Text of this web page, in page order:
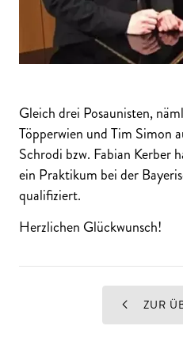
Gleich drei Posaunisten,
Töpperwien und Tim Simon
Schrodi bzw. Fabian Kerber
ein Praktikum bei der
qualifiziert.
Herzlichen Glückwunsch!
ZUR